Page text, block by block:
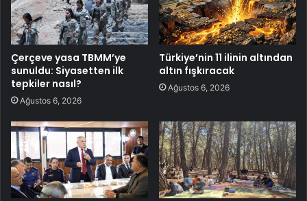
Çerçeve yasa TBMM’ye
sunuldu: Siyasetten ilk
tepkiler nasıl?
Ağustos 6, 2026
Türkiye’nin 11 ilinin altından
altın fışkıracak
Ağustos 6, 2026